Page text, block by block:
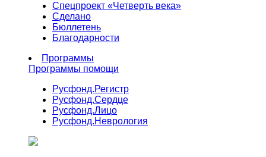
Спецпроект «Четверть века»
Сделано
Бюллетень
Благодарности
Программы
Программы помощи
Русфонд.Регистр
Русфонд.Сердце
Русфонд.Лицо
Русфонд.Неврология